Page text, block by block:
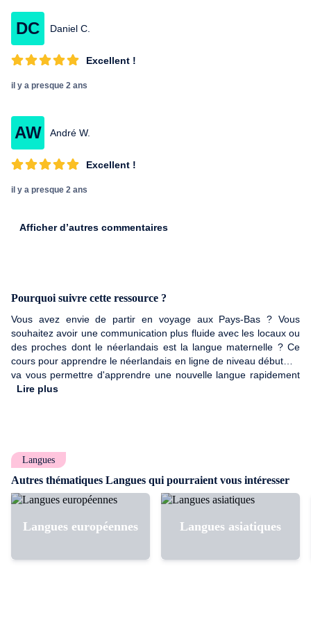
DC Daniel C.
Excellent !
il y a presque 2 ans
AW André W.
Excellent !
il y a presque 2 ans
Afficher d’autres commentaires
Pourquoi suivre cette ressource ?
Vous avez envie de partir en voyage aux Pays-Bas ? Vous
souhaitez avoir une communication plus fluide avec les locaux ou
des proches dont le néerlandais est la langue maternelle ? Ce
cours pour apprendre le néerlandais en ligne de niveau débutant,
va vous permettre d'apprendre une nouvelle langue rapidement
en commençant par l'apprentissage des 400 mots les plus utilisés
Lire plus
Langues
Autres thématiques Langues qui pourraient vous intéresser
Langues européennes Langues asiatiques